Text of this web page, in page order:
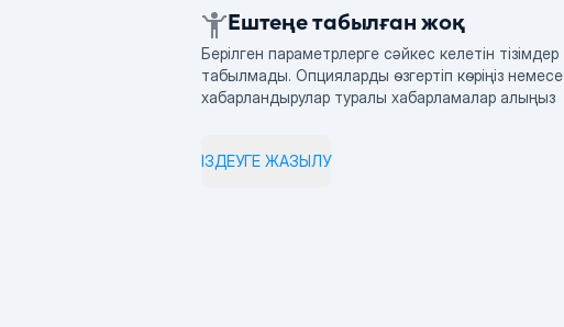
Ештеңе табылған жоқ
Берілген параметрлерге сәйкес келетін тізімдер
табылмады. Опцияларды өзгертіп көріңіз немесе
хабарландырулар туралы хабарламалар алыңыз
ІЗДЕУГЕ ЖАЗЫЛУ